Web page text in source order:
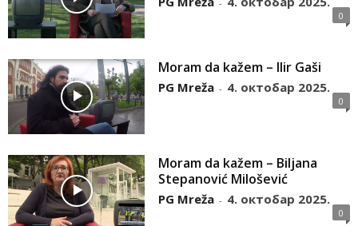
-
0
Moram da kažem – Ilir Gaši
PG Mreža - 4. октобар 2025.
0
Moram da kažem – Biljana
Stepanović Milošević
PG Mreža - 4. октобар 2025.
0